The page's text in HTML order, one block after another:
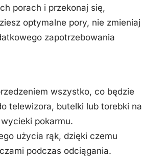
porach i przekonaj się,
optymalne pory, nie zmieniaj
zapotrzebowania
wszystko, co będzie
telewizora, butelki lub torebki na
pokarmu.
użycia rąk, dzięki czemu
podczas odciągania.